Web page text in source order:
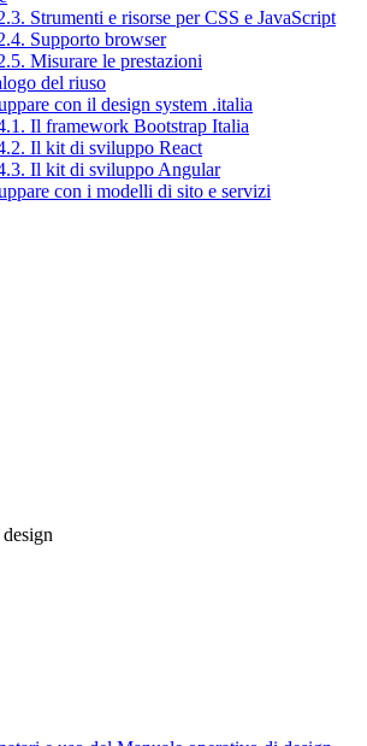
Strumenti e risorse per CSS e JavaScript
Supporto browser
Misurare le prestazioni
del riuso
con il design system .italia
Il framework Bootstrap Italia
Il kit di sviluppo React
Il kit di sviluppo Angular
con i modelli di sito e servizi